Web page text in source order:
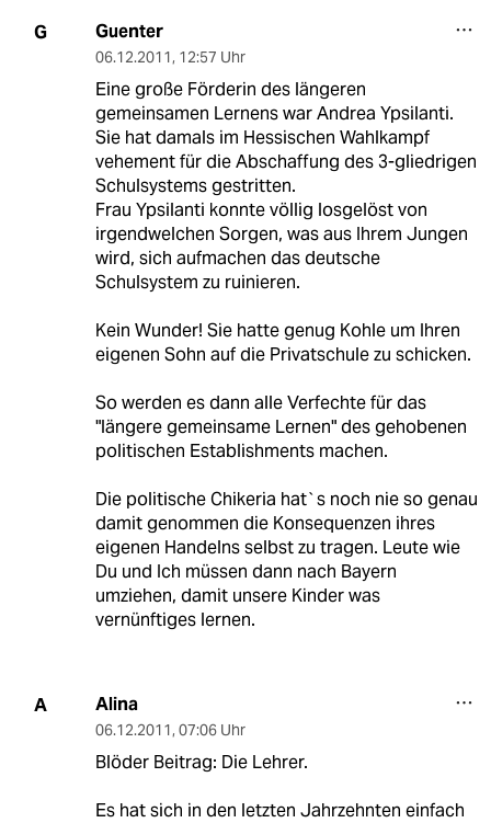
G Guenter
06.12.2011, 12:57 Uhr
Eine große Förderin des längeren
gemeinsamen Lernens war Andrea Ypsilanti.
Sie hat damals im Hessischen Wahlkampf
vehement für die Abschaffung des 3-gliedrigen
Schulsystems gestritten.
Frau Ypsilanti konnte völlig losgelöst von
irgendwelchen Sorgen, was aus Ihrem Jungen
wird, sich aufmachen das deutsche
Schulsystem zu ruinieren.
Kein Wunder! Sie hatte genug Kohle um Ihren
eigenen Sohn auf die Privatschule zu schicken.
So werden es dann alle Verfechte für das
"längere gemeinsame Lernen" des gehobenen
politischen Establishments machen.
Die politische Chikeria hat`s noch nie so genau
damit genommen die Konsequenzen ihres
eigenen Handelns selbst zu tragen. Leute wie
Du und Ich müssen dann nach Bayern
umziehen, damit unsere Kinder was
vernünftiges lernen.
A Alina
06.12.2011, 07:06 Uhr
Blöder Beitrag: Die Lehrer.
Es hat sich in den letzten Jahrzehnten einfach